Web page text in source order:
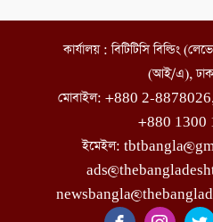
কার্যালয় : বিটিটিসি বিল্ডিং
(আই/এ),
মোবাইল: +880 2-
+880 1300
ইমেইল: